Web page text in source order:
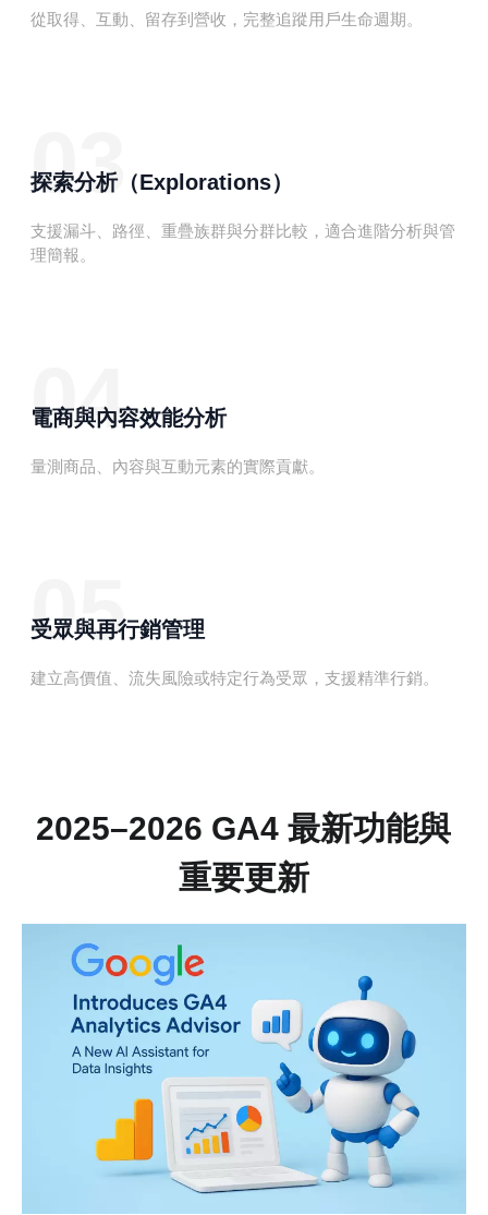
從取得、互動、留存到營收，完整追蹤用戶生命週期。
探索分析（Explorations）
03
支援漏斗、路徑、重疊族群與分群比較，適合進階分析與管
理簡報。
電商與內容效能分析
04
量測商品、內容與互動元素的實際貢獻。
受眾與再行銷管理
05
建立高價值、流失風險或特定行為受眾，支援精準行銷。
2025–2026 GA4 最新功能與
重要更新